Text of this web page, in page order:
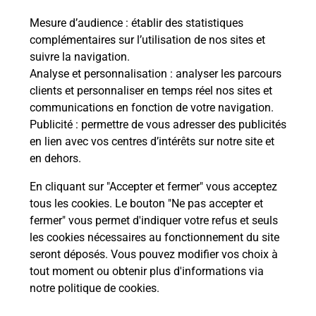
Mesure d’audience : établir des statistiques
complémentaires sur l’utilisation de nos sites et
suivre la navigation.
Analyse et personnalisation : analyser les parcours
clients et personnaliser en temps réel nos sites et
communications en fonction de votre navigation.
Publicité : permettre de vous adresser des publicités
en lien avec vos centres d’intérêts sur notre site et
en dehors.
En cliquant sur "Accepter et fermer" vous acceptez
tous les cookies. Le bouton "Ne pas accepter et
fermer" vous permet d'indiquer votre refus et seuls
les cookies nécessaires au fonctionnement du site
seront déposés. Vous pouvez modifier vos choix à
tout moment ou obtenir plus d'informations via
notre politique de cookies.
Boîte aux lettres La Poste
Prochaine collecte du courriervendredià
08h30
47 Avenue Guy De Larigaudie
24600 Riberac
Le lien s'ouvre dans un nouvel onglet
Localiser Liste Boîtes aux lettres Dordogne Riberac